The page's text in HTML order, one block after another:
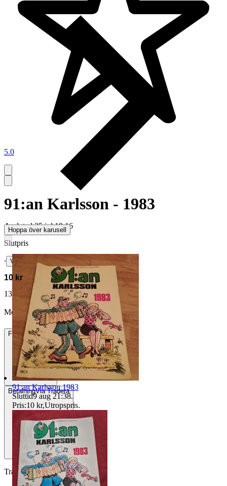
5.0
91:an Karlsson - 1983
Avslutad 25 jul 18:16
Slutpris
∙ Visa bud
10 kr
13 kr med köparskydd. Läs mer
Mony46 vann auktionen
FraktFrån 49 kr
BetalningVia Tradera
Traderas köparskydd
Hoppa över karusell
91:an Karlsson 1983
Sluttid9 aug 21:38.
Pris:10 kr,Utropspris.